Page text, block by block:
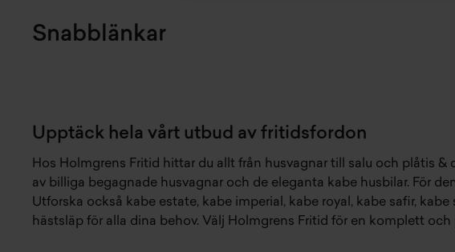
Snabblänkar
Upptäck hela vårt utbud av fritidsfordon
Hos Holmgrens Fritid hittar du allt från husvagnar till salu och plåtis &
av billiga begagnade husvagnar och de eleganta kabe husbilar. För
Utforska också kabe estate, kabe imperial , kabe royal , kabe safir, kabe
hästsläp för alla dina behov. Välj Holmgrens Fritid för en komplett